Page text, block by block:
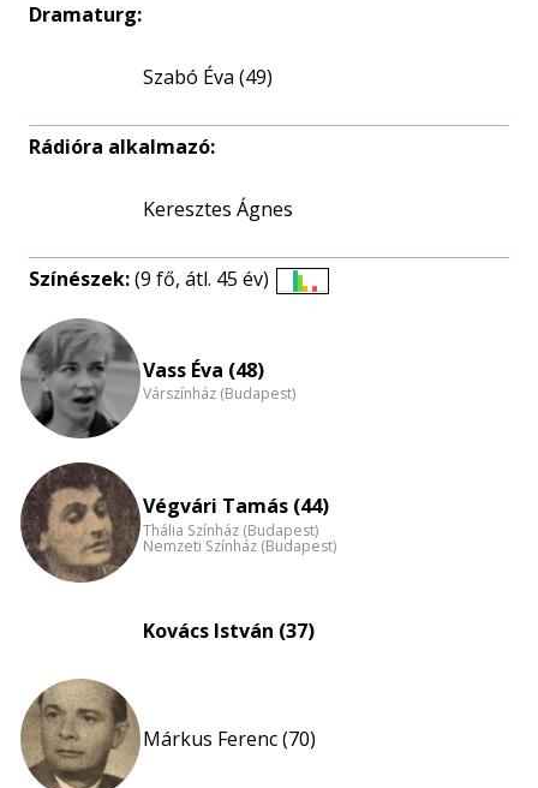
Dramaturg:
Szabó Éva (49)
Rádióra alkalmazó:
Keresztes Ágnes
Színészek:(9 fő, átl. 45 év)
Vass Éva (48)
Várszínház (Budapest)
Végvári Tamás (44)
Thália Színház (Budapest)
Nemzeti Színház (Budapest)
Kovács István (37)
Márkus Ferenc (70)